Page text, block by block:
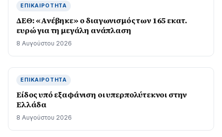
ΕΠΙΚΑΙΡΌΤΗΤΑ
ΔΕΘ: «Ανέβηκε» ο διαγωνισμός των 165 εκατ.
ευρώ για τη μεγάλη ανάπλαση
8 Αυγούστου 2026
ΕΠΙΚΑΙΡΌΤΗΤΑ
Είδος υπό εξαφάνιση οι υπερπολύτεκνοι στην
Ελλάδα
8 Αυγούστου 2026